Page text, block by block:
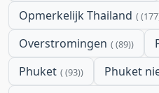
Opmerkelijk Thailand
Overstromingen (89)
Phuket (93) Phuket